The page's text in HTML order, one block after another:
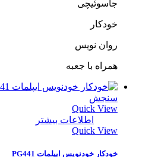
جاسوئیچی
خودکار
روان نویس
همراه با جعبه
سنجش
Quick View
اطلاعات بیشتر
Quick View
خودکار خودنویس ایپلمات PG441